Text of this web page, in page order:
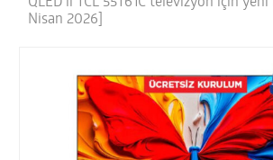
QLED’li TCL 55T61C televizyon için yeni
Nisan 2026]